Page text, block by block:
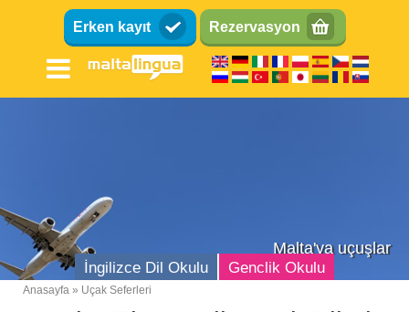
Erken kayıt Rezervasyon
İngilizce Dil Okulu Genclik Okulu
Malta'ya uçuşlar
Anasayfa Uçak Seferleri